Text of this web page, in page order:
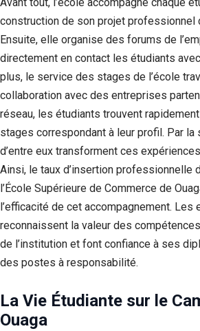
construction de son projet professionnel
Ensuite, elle organise des forums de
directement en contact les étudiants
plus, le service des stages de l’école
collaboration avec des entreprises
réseau, les étudiants trouvent
stages correspondant à leur profil. Par la
d’entre eux transforment ces
Ainsi, le taux d’insertion professionnelle
l’École Supérieure de Commerce de
l’efficacité de cet accompagnement. Les
reconnaissent la valeur des
de l’institution et font confiance à ses
des postes à responsabilité.
La Vie Étudiante sur le
Ouaga